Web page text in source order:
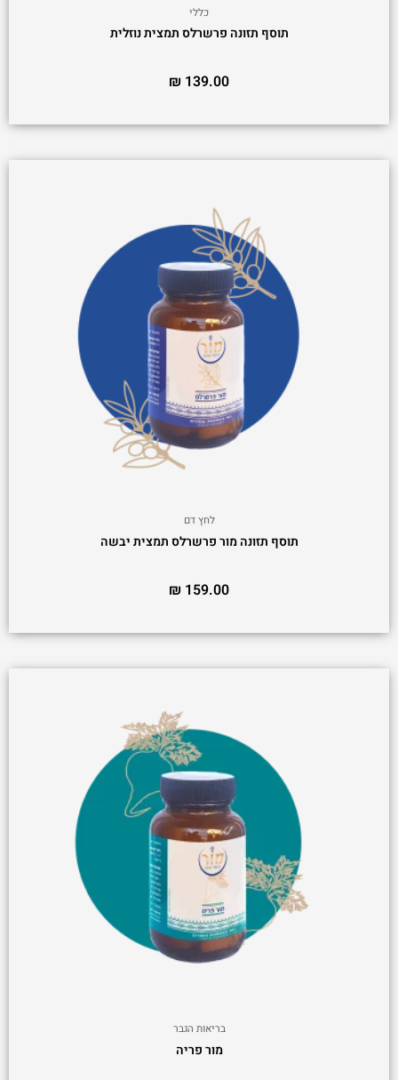
כללי
תוסף תזונה פרשרלס תמצית נוזלית
₪ 139.00
לחץ דם
תוסף תזונה מור פרשרלס תמצית יבשה
₪ 159.00
בריאות הגבר
מור פריה